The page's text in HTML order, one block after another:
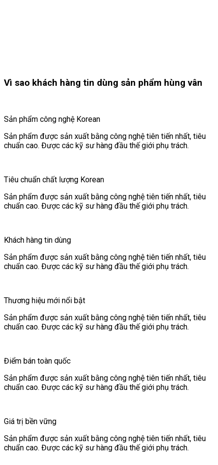
Vì sao khách hàng tin dùng sản phẩm hùng vân
Sản phẩm công nghệ Korean
Sản phẩm được sản xuất bằng công nghệ tiên tiến nhất, tiêu
chuẩn cao. Được các kỹ sư hàng đầu thế giới phụ trách.
Tiêu chuẩn chất lượng Korean
Sản phẩm được sản xuất bằng công nghệ tiên tiến nhất, tiêu
chuẩn cao. Được các kỹ sư hàng đầu thế giới phụ trách.
Khách hàng tin dùng
Sản phẩm được sản xuất bằng công nghệ tiên tiến nhất, tiêu
chuẩn cao. Được các kỹ sư hàng đầu thế giới phụ trách.
Thương hiệu mới nổi bật
Sản phẩm được sản xuất bằng công nghệ tiên tiến nhất, tiêu
chuẩn cao. Được các kỹ sư hàng đầu thế giới phụ trách.
Điểm bán toàn quốc
Sản phẩm được sản xuất bằng công nghệ tiên tiến nhất, tiêu
chuẩn cao. Được các kỹ sư hàng đầu thế giới phụ trách.
Giá trị bền vững
Sản phẩm được sản xuất bằng công nghệ tiên tiến nhất, tiêu
chuẩn cao. Được các kỹ sư hàng đầu thế giới phụ trách.